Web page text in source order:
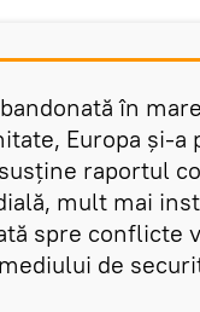
în
Europa şi-a
raportul
mult mai
spre conflicte
de